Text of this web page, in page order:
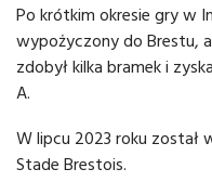
Po krótkim okresie gry w
wypożyczony do Brestu,
zdobył kilka bramek i
A.
W lipcu 2023 roku został
Stade Brestois.